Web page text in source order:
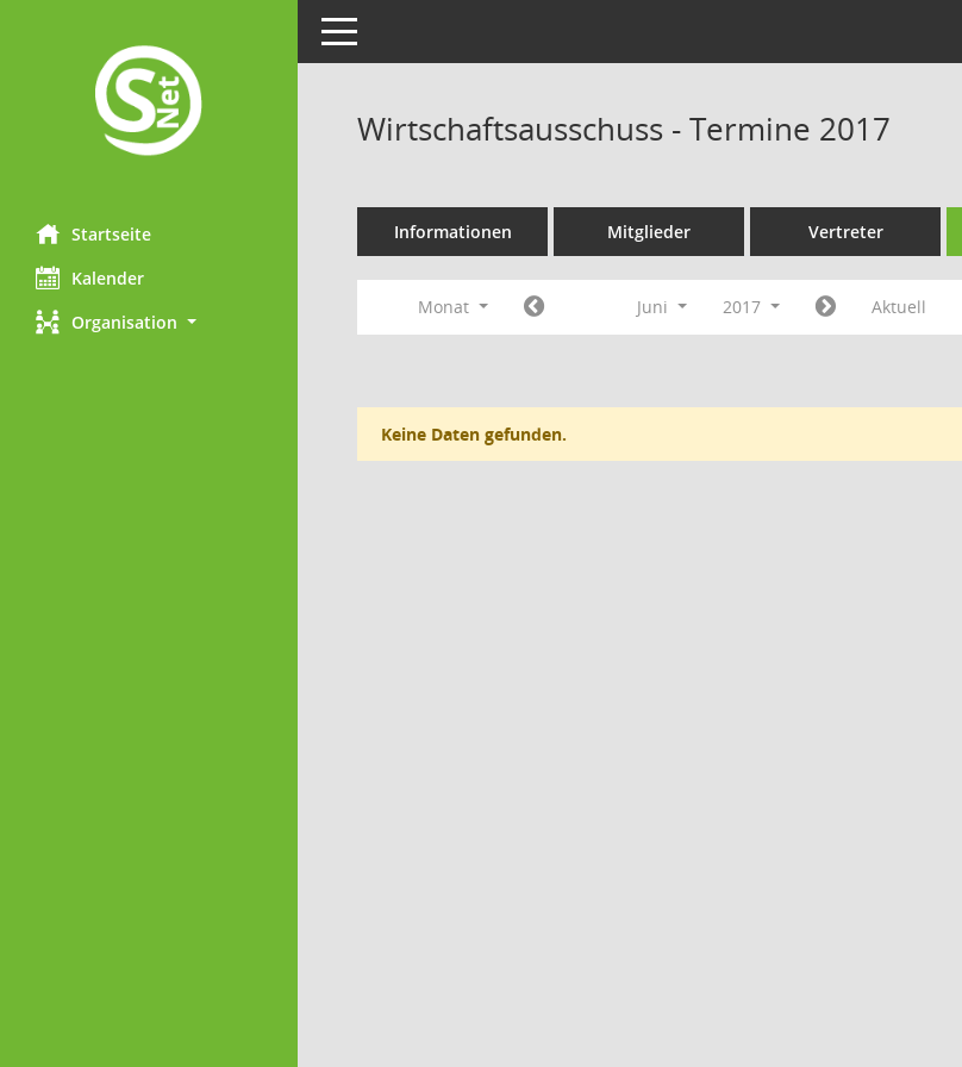
Startseite
Kalender
Organisation
Toggle navigation
Wirtschaftsausschuss - Termine 2017
Informationen Mitglieder Vertreter
Monat Juni 2017 Aktuell
Keine Daten gefunden.